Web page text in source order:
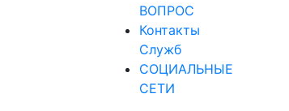
ВОПРОС
Контакты
Служб
СОЦИАЛЬНЫЕ
СЕТИ